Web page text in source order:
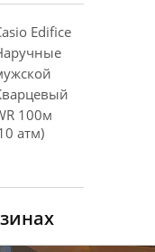
Edifice
100м
атм)